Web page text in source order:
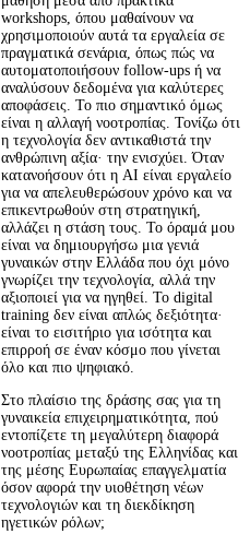
workshops, όπου μαθαίνουν να
χρησιμοποιούν αυτά τα εργαλεία σε
πραγματικά σενάρια, όπως πώς να
αυτοματοποιήσουν follow-ups ή να
αναλύσουν δεδομένα για καλύτερες
αποφάσεις. Το πιο σημαντικό όμως
είναι η αλλαγή νοοτροπίας. Τονίζω ότι
η τεχνολογία δεν αντικαθιστά την
ανθρώπινη αξία· την ενισχύει. Όταν
κατανοήσουν ότι η AI είναι εργαλείο
για να απελευθερώσουν χρόνο και να
επικεντρωθούν στη στρατηγική,
αλλάζει η στάση τους. Το όραμά μου
είναι να δημιουργήσω μια γενιά
γυναικών στην Ελλάδα που όχι μόνο
γνωρίζει την τεχνολογία, αλλά την
αξιοποιεί για να ηγηθεί. Το digital
training δεν είναι απλώς δεξιότητα·
είναι το εισιτήριο για ισότητα και
επιρροή σε έναν κόσμο που γίνεται
όλο και πιο ψηφιακό.
Στο πλαίσιο της δράσης σας για τη
γυναικεία επιχειρηματικότητα, πού
εντοπίζετε τη μεγαλύτερη διαφορά
νοοτροπίας μεταξύ της Ελληνίδας και
της μέσης Ευρωπαίας επαγγελματία
όσον αφορά την υιοθέτηση νέων
τεχνολογιών και τη διεκδίκηση
ηγετικών ρόλων;